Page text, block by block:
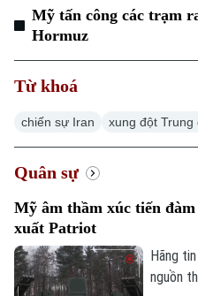
Mỹ tấn công các trạm
Hormuz
Từ khoá
chiến sự Iran xung đột Trung
Quân sự
Mỹ âm thầm xúc tiến
xuất Patriot
Hãng
nguồn